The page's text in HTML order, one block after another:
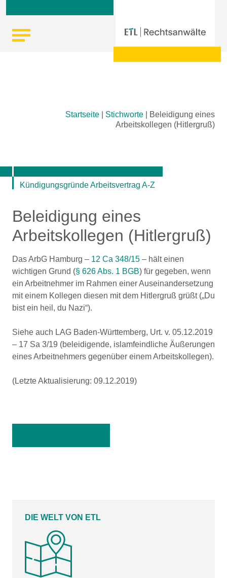
Startseite Stichworte
Beleidigung eines
Arbeitskollegen (Hitlergruß)
Kündigungsgründe Arbeitsvertrag A-Z
Beleidigung eines
Arbeitskollegen (Hitlergruß)
Das ArbG Hamburg – 12 Ca 348/15 – hält einen
wichtigen Grund (§ 626 Abs. 1 BGB) für gegeben, wenn
ein Arbeitnehmer im Rahmen einer Auseinandersetzung
mit einem Kollegen diesen mit dem Hitlergruß grüßt („Du
bist ein heil, du Nazi“).
Siehe auch LAG Baden-Württemberg, Urt. v. 05.12.2019
– 17 Sa 3/19 (beleidigende, islamfeindliche Äußerungen
eines Arbeitnehmers gegenüber einem Arbeitskollegen).
(Letzte Aktualisierung: 09.12.2019)
DIE WELT VON ETL